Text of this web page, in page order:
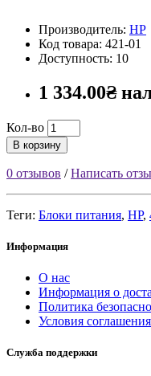
Производитель: HP
Код товара: 421-01
Доступность: 10
1 334.00₴
Кол-во
В корзину
0 отзывов /Написать
Теги: Блоки питания, HP,
Информация
О нас
Информация о
Политика
Условия соглашения
Служба поддержки